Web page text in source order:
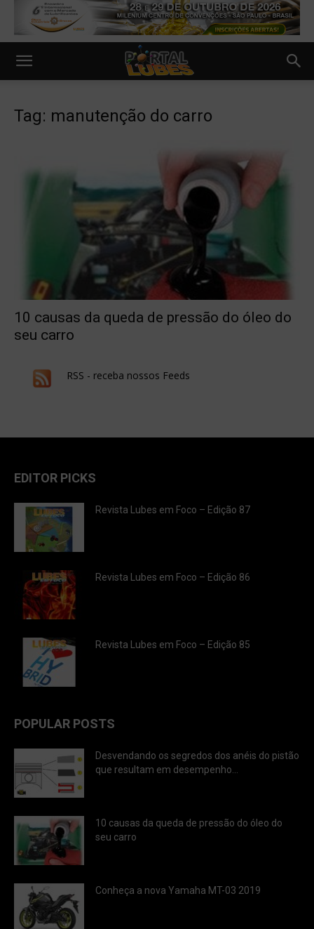
Tag: manutenção do carro
10 causas da queda de pressão do óleo do
seu carro
RSS - receba nossos Feeds
EDITOR PICKS
Revista Lubes em Foco – Edição 87
Revista Lubes em Foco – Edição 86
Revista Lubes em Foco – Edição 85
POPULAR POSTS
Desvendando os segredos dos anéis do pistão
que resultam em desempenho...
10 causas da queda de pressão do óleo do
seu carro
Conheça a nova Yamaha MT-03 2019